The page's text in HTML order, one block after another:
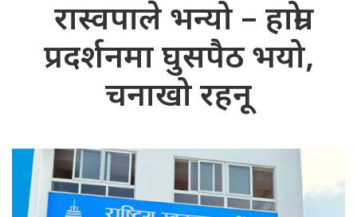
रास्वपाले भन्यो – हाम्रो
प्रदर्शनमा घुसपैठ भयो,
चनाखो रहनू